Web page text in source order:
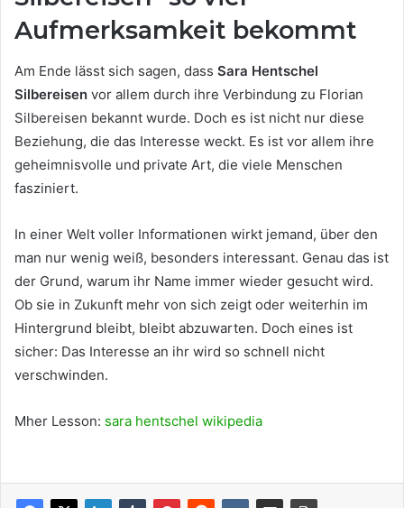
Aufmerksamkeit bekommt
Am Ende lässt sich sagen, dass Sara Hentschel
Silbereisen vor allem durch ihre Verbindung zu Florian
Silbereisen bekannt wurde. Doch es ist nicht nur diese
Beziehung, die das Interesse weckt. Es ist vor allem ihre
geheimnisvolle und private Art, die viele Menschen
fasziniert.
In einer Welt voller Informationen wirkt jemand, über den
man nur wenig weiß, besonders interessant. Genau das ist
der Grund, warum ihr Name immer wieder gesucht wird.
Ob sie in Zukunft mehr von sich zeigt oder weiterhin im
Hintergrund bleibt, bleibt abzuwarten. Doch eines ist
sicher: Das Interesse an ihr wird so schnell nicht
verschwinden.
Mher Lesson: sara hentschel wikipedia